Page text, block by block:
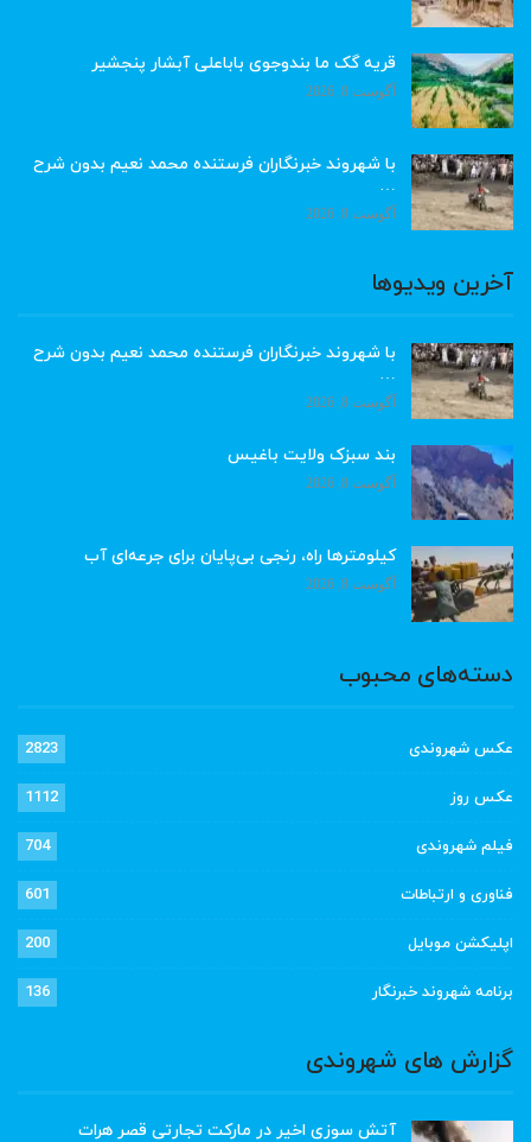
قریه گک ما بندوجوی باباعلی آبشار پنجشیر
آگوست 8, 2026
با شهروند خبرنگاران فرستنده محمد نعیم بدون شرح
…
آگوست 8, 2026
آخرین ویدیوها
با شهروند خبرنگاران فرستنده محمد نعیم بدون شرح
…
آگوست 8, 2026
بند سبزک ولایت باغیس
آگوست 8, 2026
کیلومترها راه، رنجی بی‌پایان برای جرعه‌ای آب
آگوست 8, 2026
دسته‌های محبوب
عکس شهروندی 2823
عکس روز 1112
فیلم شهروندی 704
فناوری و ارتباطات 601
اپلیکشن موبایل 200
برنامه شهروند خبرنگار 136
گزارش های شهروندی
آتش سوزی اخیر در مارکت تجارتی قصر هرات